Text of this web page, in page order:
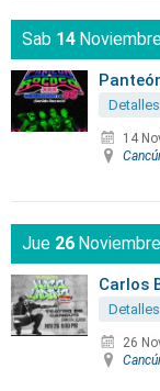
Sab 14
Detalles
14
Jue 26 Noviembre
Carlos
Detalles
26